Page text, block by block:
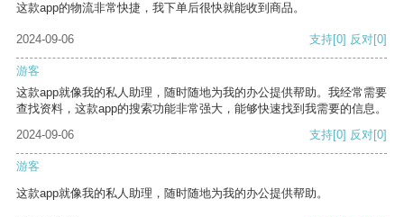
这款app的物流非常快捷，我下单后很快就能收到商品。
2024-09-06 支持[0] 反对[0]
游客
这款app就像我的私人助理，随时随地为我的办公提供帮助。我经常需要
查找资料，这款app的搜索功能非常强大，能够快速找到我需要的信息。
2024-09-06
支持[0] 反对[0]
游客
这款app就像我的私人助理，随时随地为我的办公提供帮助。